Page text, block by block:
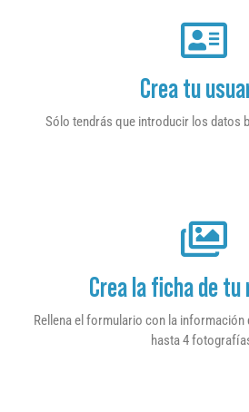
Crea tu
Sólo tendrás que introducir los datos
Crea la ficha de
Rellena el formulario con la información
hasta 4